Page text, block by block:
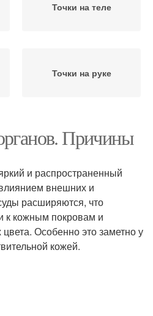
Точки на теле
Точки на руке
Причины
и распространенный
внешних и
расширяются, что
к кожным покровам и
Особенно это заметно у
кожей.